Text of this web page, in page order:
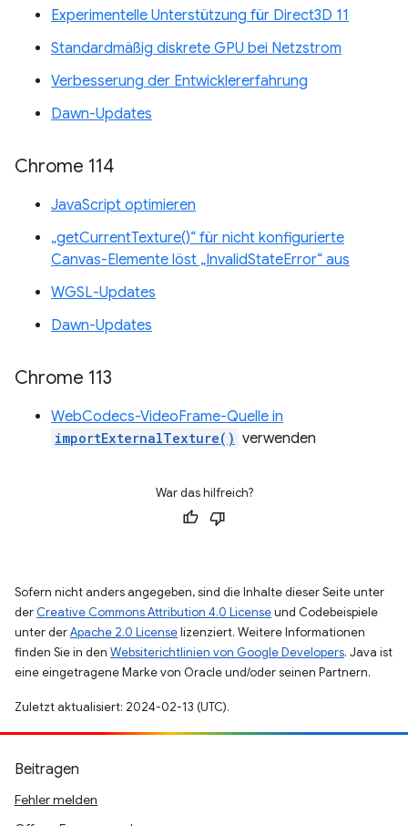
Experimentelle Unterstützung für Direct3D 11
Standardmäßig diskrete GPU bei Netzstrom
Verbesserung der Entwicklererfahrung
Dawn-Updates
Chrome 114
JavaScript optimieren
„getCurrentTexture()“ für nicht konfigurierte
Canvas-Elemente löst „InvalidStateError“ aus
WGSL-Updates
Dawn-Updates
Chrome 113
WebCodecs-VideoFrame-Quelle in
importExternalTexture() verwenden
War das hilfreich?
Sofern nicht anders angegeben, sind die Inhalte dieser Seite unter
der Creative Commons Attribution 4.0 Licenseund Codebeispiele
unter derApache 2.0 Licenselizenziert. Weitere Informationen
finden Sie in den Websiterichtlinien von Google Developers. Java ist
eine eingetragene Marke von Oracle und/oder seinen Partnern.
Zuletzt aktualisiert: 2024-02-13 (UTC).
Beitragen
Fehler melden